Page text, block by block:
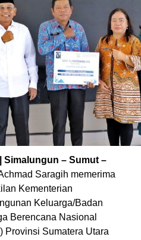
Simalungun – Sumut –
Saragih memerima
Kementerian
Keluarga/Badan
Berencana Nasional
Provinsi Sumatera Utara